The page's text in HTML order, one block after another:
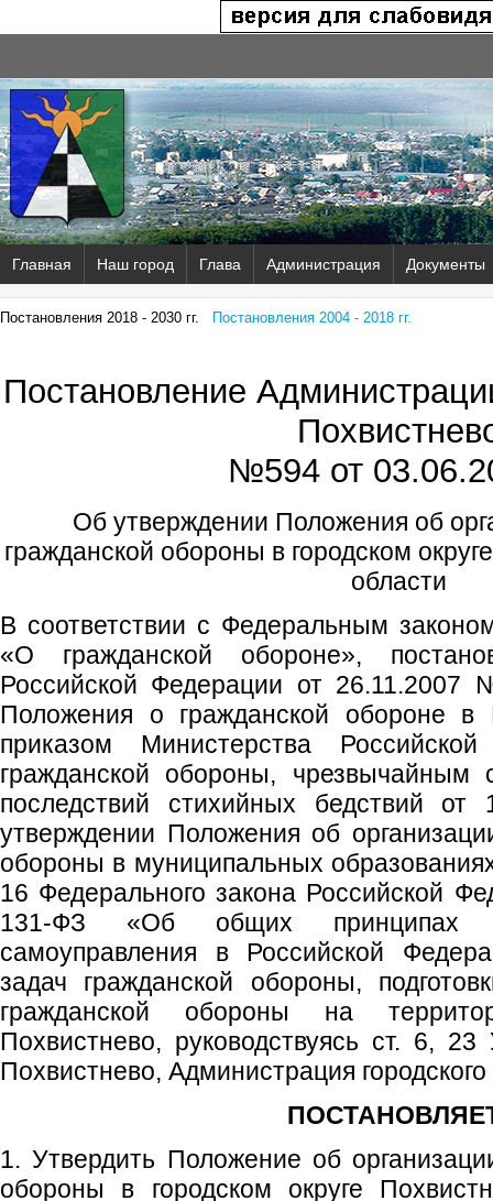
Главная Наш город Глава Администрация Документы
Постановления 2018 - 2030 гг. Постановления 2004 - 2018 гг.
Постановление
№594 от
Об утверждении Положения об
гражданской обороны в городском
области
В соответствии с Федеральным
«О гражданской обороне»,
Российской Федерации от
Положения о гражданской обороне в
приказом Министерства
гражданской обороны, чрезвычайным
последствий стихийных бедствий
утверждении Положения об
обороны в муниципальных
16 Федерального закона Российской
131-ФЗ «Об общих принципах
самоуправления в Российской
задач гражданской обороны,
гражданской обороны на
Похвистнево, руководствуясь ст. 6, 23
Похвистнево, Администрация городского
1. Утвердить Положение об
обороны в городском округе